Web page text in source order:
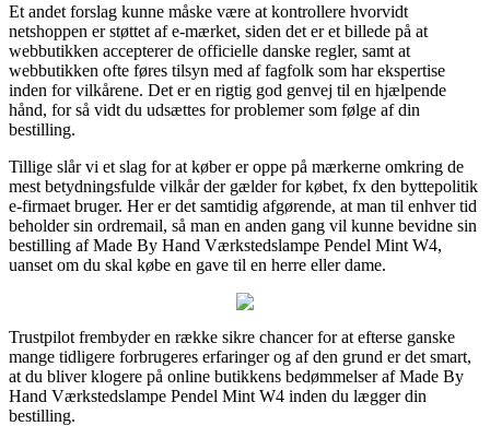
Et andet forslag kunne måske være at kontrollere hvorvidt
netshoppen er støttet af e-mærket, siden det er et billede på at
webbutikken accepterer de officielle danske regler, samt at
webbutikken ofte føres tilsyn med af fagfolk som har ekspertise
inden for vilkårene. Det er en rigtig god genvej til en hjælpende
hånd, for så vidt du udsættes for problemer som følge af din
bestilling.
Tillige slår vi et slag for at køber er oppe på mærkerne omkring de
mest betydningsfulde vilkår der gælder for købet, fx den byttepolitik
e-firmaet bruger. Her er det samtidig afgørende, at man til enhver tid
beholder sin ordremail, så man en anden gang vil kunne bevidne sin
bestilling af Made By Hand Værkstedslampe Pendel Mint W4,
uanset om du skal købe en gave til en herre eller dame.
Trustpilot frembyder en række sikre chancer for at efterse ganske
mange tidligere forbrugeres erfaringer og af den grund er det smart,
at du bliver klogere på online butikkens bedømmelser af Made By
Hand Værkstedslampe Pendel Mint W4 inden du lægger din
bestilling.